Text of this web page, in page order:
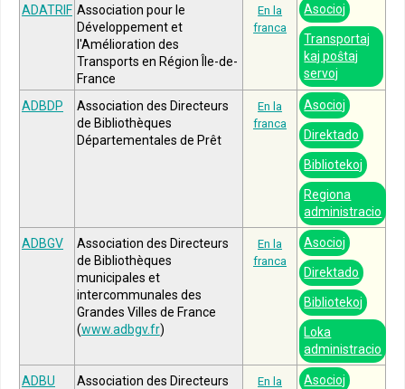
ADATRIF Association pour le
Développement et
l'Amélioration des
Transports en Région Île-de-
France
En la
franca
Asocioj
Transportaj
kaj poŝtaj
servoj
ADBDP
Association des Directeurs
de Bibliothèques
Départementales de Prêt
En la
franca
Asocioj
Direktado
Bibliotekoj
Regiona
administracio
ADBGV
Association des Directeurs
de Bibliothèques
municipales et
intercommunales des
Grandes Villes de France
(www.adbgv.fr)
En la
franca
Asocioj
Direktado
Bibliotekoj
Loka
administracio
ADBU
Association des Directeurs
En la
Asocioj